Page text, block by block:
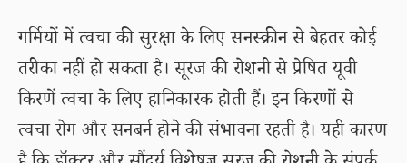
गर्मियों में त्वचा की सुरक्षा के लिए सनस्क्रीन से बेहतर कोई
तरीका नहीं हो सकता है। सूरज की रोशनी से प्रेषित यूवी
किरणें त्वचा के लिए हानिकारक होती हैं। इन किरणों से
त्वचा रोग और सनबर्न होने की संभावना रहती है। यही कारण